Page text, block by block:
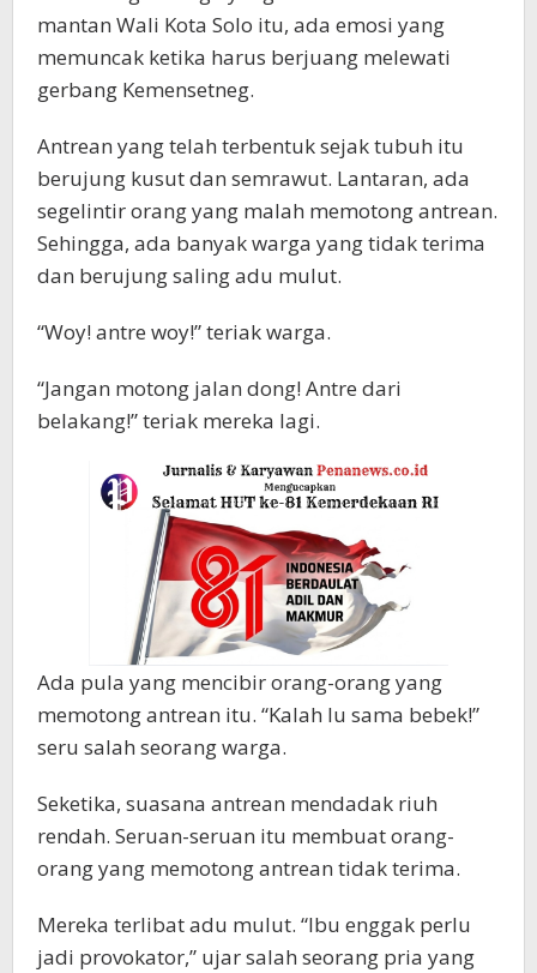
mantan Wali Kota Solo itu, ada emosi yang
memuncak ketika harus berjuang melewati
gerbang Kemensetneg.
Antrean yang telah terbentuk sejak tubuh itu
berujung kusut dan semrawut. Lantaran, ada
segelintir orang yang malah memotong antrean.
Sehingga, ada banyak warga yang tidak terima
dan berujung saling adu mulut.
“Woy! antre woy!” teriak warga.
“Jangan motong jalan dong! Antre dari
belakang!” teriak mereka lagi.
Ada pula yang mencibir orang-orang yang
memotong antrean itu. “Kalah lu sama bebek!”
seru salah seorang warga.
Seketika, suasana antrean mendadak riuh
rendah. Seruan-seruan itu membuat orang-
orang yang memotong antrean tidak terima.
Mereka terlibat adu mulut. “Ibu enggak perlu
jadi provokator,” ujar salah seorang pria yang